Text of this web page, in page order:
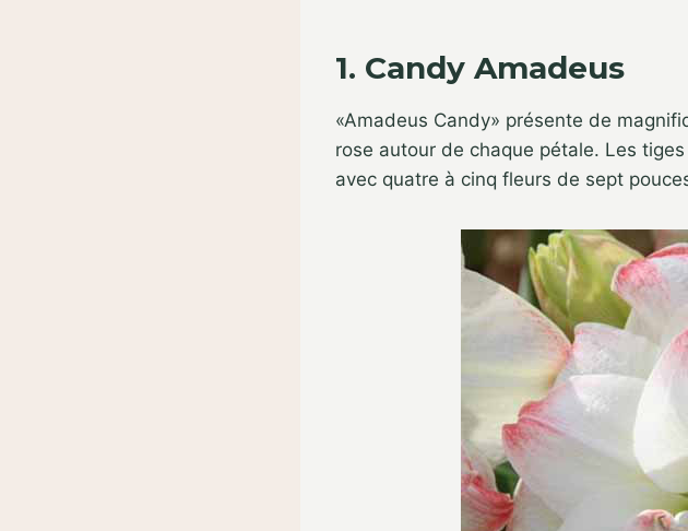
1. Candy Amadeus
«Amadeus Candy» présente de
rose autour de chaque pétale. Les
avec quatre à cinq fleurs de sept